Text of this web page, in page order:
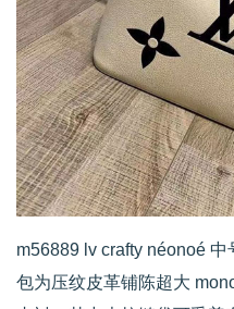
m56889 lv crafty néonoé
包为压纹皮革铺陈超大